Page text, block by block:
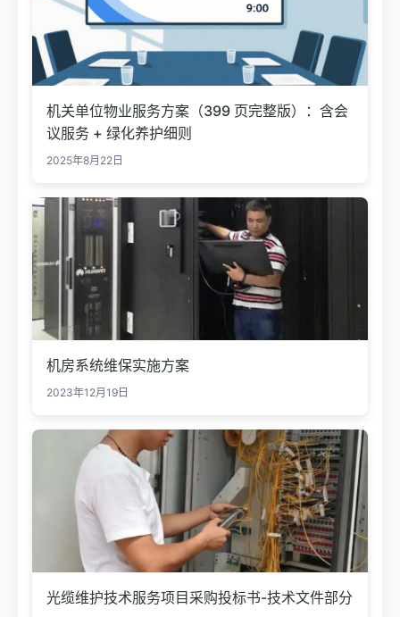
机关单位物业服务方案（399 页完整版）：含会
议服务 + 绿化养护细则
2025年8月22日
机房系统维保实施方案
2023年12月19日
光缆维护技术服务项目采购投标书-技术文件部分